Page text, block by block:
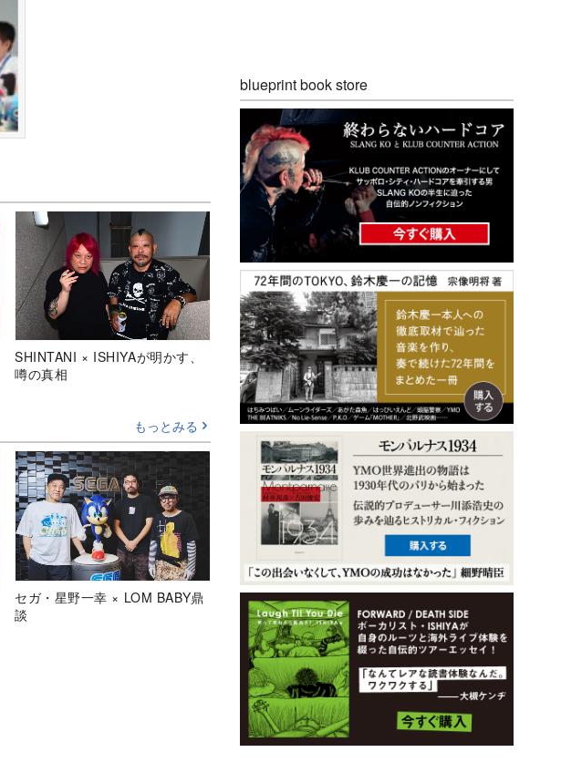
SHINTANI × ISHIYAが明かす、
噂の真相
もっとみる
セガ・星野一幸 × LOM BABY鼎
談
blueprint book store